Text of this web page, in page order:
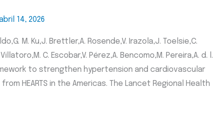
14, 2026
M. Ku,J. Brettler,A. Rosende,V. Irazola,J. Toelsie,C.
C. Escobar,V. Pérez,A. Bencomo,M. Pereira,A. d. l.
to strengthen hypertension and cardiovascular
HEARTS in the Americas. The Lancet Regional Health